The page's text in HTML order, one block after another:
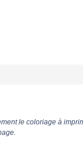
le coloriage à